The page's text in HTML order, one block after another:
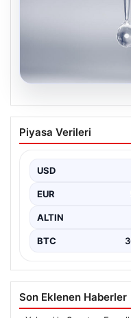
İstanbul’un 8
Su Kesintisi
önemli altyapı
Piyasa Verileri
USD
EUR
ALTIN
BTC
Son Eklenen Haberler